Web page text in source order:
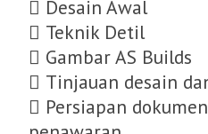
 Desain Awal
 Teknik Detil
 Gambar AS Builds
 Tinjauan desain
 Persiapan